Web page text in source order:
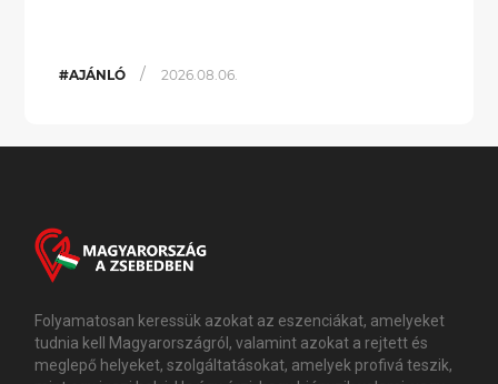
#AJÁNLÓ / 2026.08.06.
Folyamatosan keressük azokat az eszenciákat, amelyeket
tudnia kell Magyarországról, valamint azokat a rejtett és
meglepő helyeket, szolgáltatásokat, amelyek profivá teszik,